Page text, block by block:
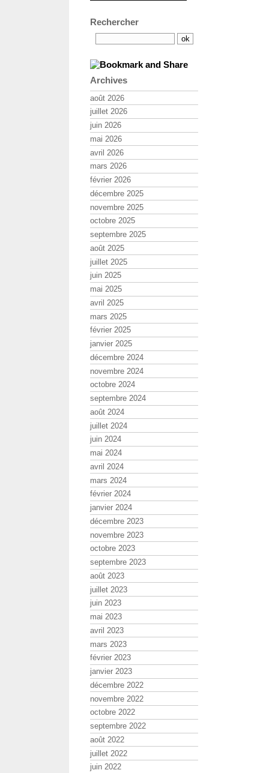
Rechercher
Archives
août 2026
juillet 2026
juin 2026
mai 2026
avril 2026
mars 2026
février 2026
décembre 2025
novembre 2025
octobre 2025
septembre 2025
août 2025
juillet 2025
juin 2025
mai 2025
avril 2025
mars 2025
février 2025
janvier 2025
décembre 2024
novembre 2024
octobre 2024
septembre 2024
août 2024
juillet 2024
juin 2024
mai 2024
avril 2024
mars 2024
février 2024
janvier 2024
décembre 2023
novembre 2023
octobre 2023
septembre 2023
août 2023
juillet 2023
juin 2023
mai 2023
avril 2023
mars 2023
février 2023
janvier 2023
décembre 2022
novembre 2022
octobre 2022
septembre 2022
août 2022
juillet 2022
juin 2022